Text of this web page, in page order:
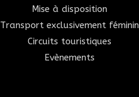
Mise à disposition
Transport exclusivement féminin
Circuits touristiques
Evènements